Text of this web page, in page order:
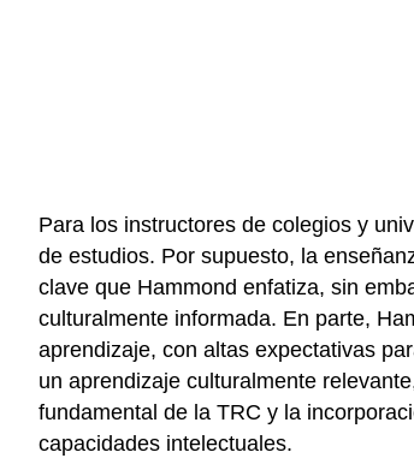
Para los instructores de colegios y
de estudios. Por supuesto, la
clave que Hammond enfatiza, sin
culturalmente informada. En parte,
aprendizaje, con altas expectativas
un aprendizaje culturalmente
fundamental de la TRC y la
capacidades intelectuales.